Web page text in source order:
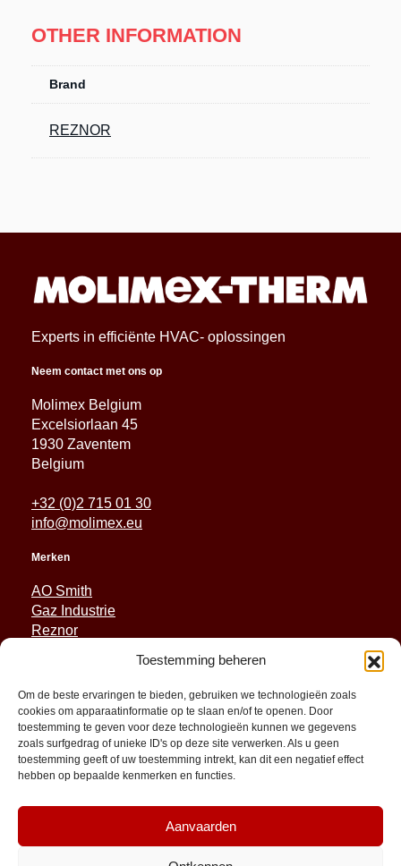
Toestemming beheren
Om de beste ervaringen te bieden, gebruiken we technologieën zoals
cookies om apparaatinformatie op te slaan en/of te openen. Door
toestemming te geven voor deze technologieën kunnen we gegevens
zoals surfgedrag of unieke ID's op deze site verwerken. Als u geen
toestemming geeft of uw toestemming intrekt, kan dit een negatief effect
hebben op bepaalde kenmerken en functies.
Aanvaarden
OTHER INFORMATION
Brand
REZNOR
Experts in efficiënte HVAC- oplossingen
Neem contact met ons op
Molimex Belgium
Excelsiorlaan 45
1930 Zaventem
Belgium
+32 (0)2 715 01 30
info@molimex.eu
Merken
AO Smith
Gaz Industrie
Reznor
Snelle koppelingen
Reserveonderdelen
Toepassingen
Hulpbronnen en ondersteuning